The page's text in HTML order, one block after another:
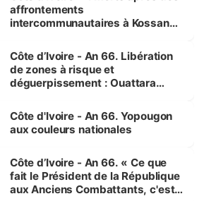
affrontements
intercommunautaires à Kossandji
milieu des sinistrés
Côte d’Ivoire - An 66. Libération
de zones à risque et
déguerpissement : Ouattara
l'Etat de droit pour préserver les
vies humaines »
Côte d'Ivoire - An 66. Yopougon
aux couleurs nationales
Côte d’Ivoire - An 66. « Ce que
fait le Président de la République
aux Anciens Combattants, c'est